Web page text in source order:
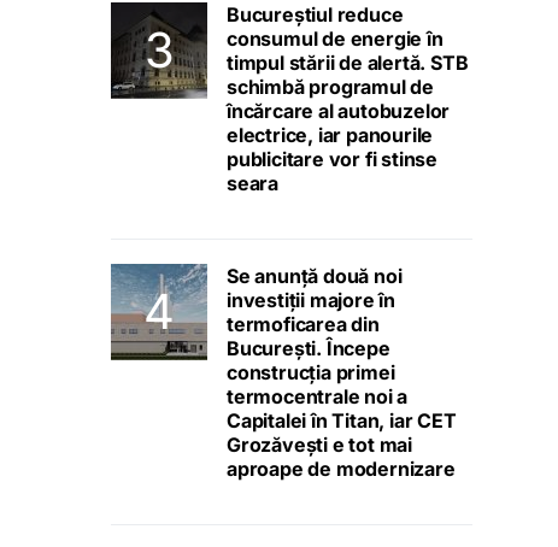
Bucureștiul reduce
consumul de energie în
timpul stării de alertă. STB
schimbă programul de
încărcare al autobuzelor
electrice, iar panourile
publicitare vor fi stinse
seara
Se anunță două noi
investiții majore în
termoficarea din
București. Începe
construcția primei
termocentrale noi a
Capitalei în Titan, iar CET
Grozăvești e tot mai
aproape de modernizare